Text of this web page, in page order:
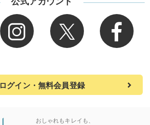
ログイン・無料会員登録
おしゃれもキレイも、